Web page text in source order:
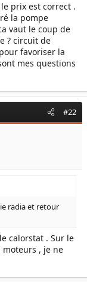
prix est correct .
la pompe
vaut le coup de
? circuit de
favoriser la
mes questions
#22
radia et retour
calorstat . Sur le
moteurs , je ne